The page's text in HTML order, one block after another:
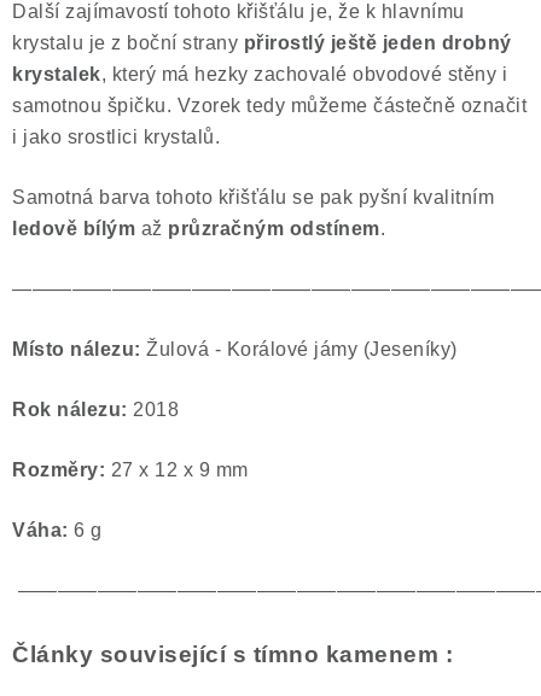
Další zajímavostí tohoto křišťálu je, že k hlavnímu
krystalu je z boční strany přirostlý ještě jeden drobný
krystalek, který má hezky zachovalé obvodové stěny i
samotnou špičku. Vzorek tedy můžeme částečně označit
i jako srostlici krystalů.
Samotná barva tohoto křišťálu se pak pyšní kvalitním
ledově bílým až průzračným odstínem.
Místo nálezu: Žulová - Korálové jámy (Jeseníky)
Rok nálezu: 2018
Rozměry: 27 x 12 x 9 mm
Váha: 6 g
Články související s tímno kamenem :